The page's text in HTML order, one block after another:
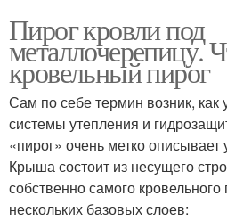
Пирог кровли под
металлочерепицу.
кровельный пирог
Сам по себе термин возник,
системы утепления и
«пирог» очень метко описывает
Крыша состоит из несущего
собственно самого
нескольких базовых слоев: